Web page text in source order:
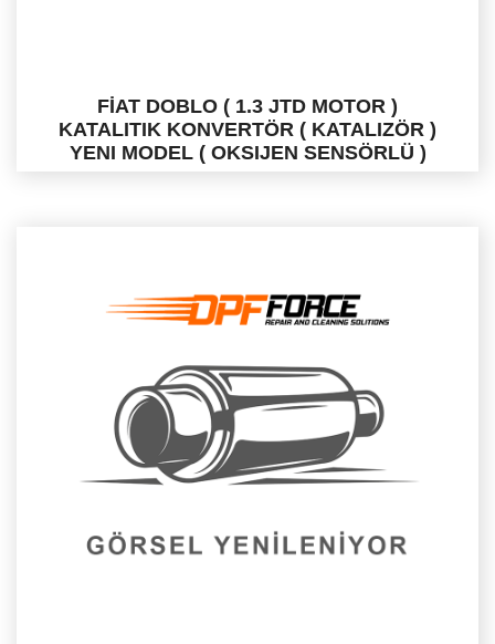
FİAT DOBLO ( 1.3 JTD MOTOR )
KATALITIK KONVERTÖR ( KATALIZÖR )
YENI MODEL ( OKSIJEN SENSÖRLÜ )